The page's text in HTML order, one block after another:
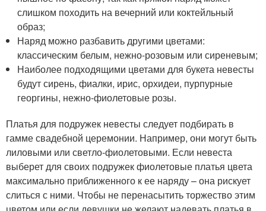
слишком походить на вечерний или коктейльный
образ;
Наряд можно разбавить другими цветами:
классическим белым, нежно-розовым или сиреневым;
Наиболее подходящими цветами для букета невесты
будут сирень, фиалки, ирис, орхидеи, пурпурные
георгины, нежно-фиолетовые розы.
Платья для подружек невесты следует подбирать в
гамме свадебной церемонии. Например, они могут быть
лиловыми или светло-фиолетовыми. Если невеста
выберет для своих подружек фиолетовые платья цвета
максимально приближенного к ее наряду – она рискует
слиться с ними. Чтобы не перенасытить торжество этим